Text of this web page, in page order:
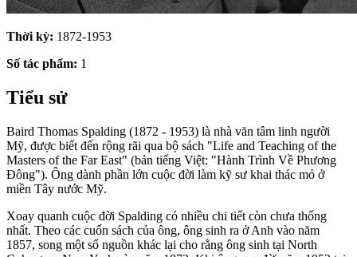
Thời kỳ: 1872-1953
Số tác phẩm: 1
Tiểu sử
Baird Thomas Spalding (1872 - 1953) là nhà văn tâm linh người
Mỹ, được biết đến rộng rãi qua bộ sách "Life and Teaching of the
Masters of the Far East" (bản tiếng Việt: "Hành Trình Về Phương
Đông"). Ông dành phần lớn cuộc đời làm kỹ sư khai thác mỏ ở
miền Tây nước Mỹ.
Xoay quanh cuộc đời Spalding có nhiều chi tiết còn chưa thống
nhất. Theo các cuốn sách của ông, ông sinh ra ở Anh vào năm
1857, song một số nguồn khác lại cho rằng ông sinh tại North